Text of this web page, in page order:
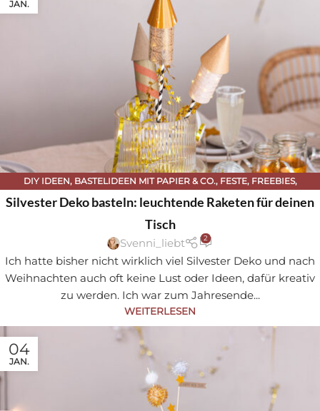
JAN.
DIY IDEEN, BASTELIDEEN MIT PAPIER & CO., FESTE, FREEBIES,
SILVESTER
Silvester Deko basteln: leuchtende Raketen für deinen
Tisch
Svenni_liebt 2
Ich hatte bisher nicht wirklich viel Silvester Deko und nach
Weihnachten auch oft keine Lust oder Ideen, dafür kreativ
zu werden. Ich war zum Jahresende...
WEITERLESEN
04
JAN.